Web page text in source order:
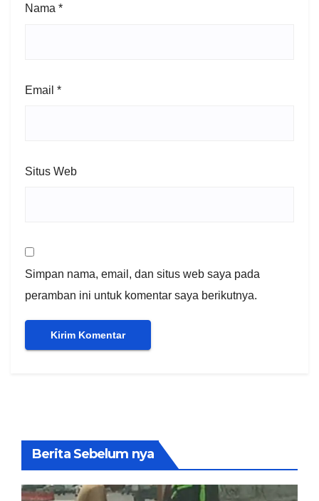
Nama *
Email *
Situs Web
Simpan nama, email, dan situs web saya pada
peramban ini untuk komentar saya berikutnya.
Berita Sebelum nya